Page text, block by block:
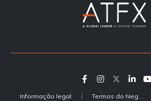
Informação legal Termos do Negócio